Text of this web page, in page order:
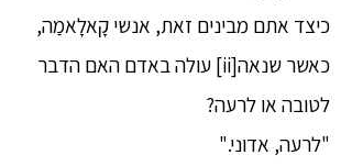
כיצד אתם מבינים זאת, אנשי קָאלָאמַה,
כאשר שנאה[ii] עולה באדם האם הדבר
לטובה או לרעה?
"לרעה, אדוני."